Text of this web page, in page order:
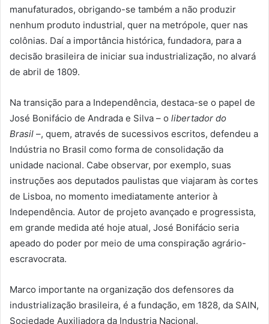
manufaturados, obrigando-se também a não produzir
nenhum produto industrial, quer na metrópole, quer nas
colônias. Daí a importância histórica, fundadora, para a
decisão brasileira de iniciar sua industrialização, no alvará
de abril de 1809.
Na transição para a Independência, destaca-se o papel de
José Bonifácio de Andrada e Silva – o libertador do
Brasil –, quem, através de sucessivos escritos, defendeu a
Indústria no Brasil como forma de consolidação da
unidade nacional. Cabe observar, por exemplo, suas
instruções aos deputados paulistas que viajaram às cortes
de Lisboa, no momento imediatamente anterior à
Independência. Autor de projeto avançado e progressista,
em grande medida até hoje atual, José Bonifácio seria
apeado do poder por meio de uma conspiração agrário-
escravocrata.
Marco importante na organização dos defensores da
industrialização brasileira, é a fundação, em 1828, da SAIN,
Sociedade Auxiliadora da Industria Nacional.